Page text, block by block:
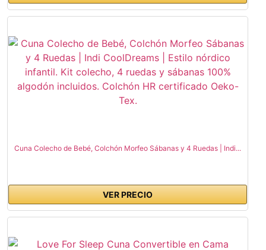
Cuna Colecho de Bebé, Colchón Morfeo Sábanas y 4 Ruedas | Indi...
VER PRECIO